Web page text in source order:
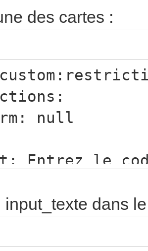
des cartes :
null
le
filter
input_texte dans